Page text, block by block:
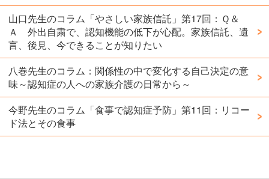
山口先生のコラム「やさしい家族信託」第17回：Ｑ＆
Ａ 外出自粛で、認知機能の低下が心配。家族信託、遺
言、後見、今できることが知りたい
八巻先生のコラム：関係性の中で変化する自己決定の意
味～認知症の人への家族介護の日常から～
今野先生のコラム「食事で認知症予防」第11回：リコー
ド法とその食事